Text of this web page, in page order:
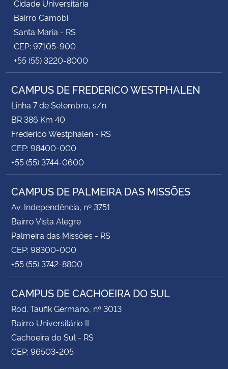
Cidade Universitária
Bairro Camobi
Santa Maria - RS
CEP: 97105-900
+55 (55) 3220-8000
CAMPUS DE FREDERICO WESTPHALEN
Linha 7 de Setembro, s/n
BR 386 Km 40
Frederico Westphalen - RS
CEP: 98400-000
+55 (55) 3744-0600
CAMPUS DE PALMEIRA DAS MISSÕES
Av. Independência, nº 3751
Bairro Vista Alegre
Palmeira das Missões - RS
CEP: 98300-000
+55 (55) 3742-8800
CAMPUS DE CACHOEIRA DO SUL
Rod. Taufik Germano, nº 3013
Bairro Universitário II
Cachoeira do Sul - RS
CEP: 96503-205